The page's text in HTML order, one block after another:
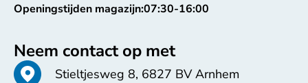
Openingstijden magazijn:07:30-16:00
Neem contact op met
Stieltjesweg 8, 6827 BV Arnhem